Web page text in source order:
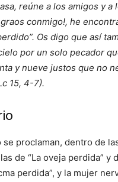
reúne a los amigos y a
conmigo!, he
Os digo que así
por un solo pecador
y nueve justos que no
15, 4-7).
se proclaman, dentro de
de “La oveja perdida” y
perdida”, y la mujer